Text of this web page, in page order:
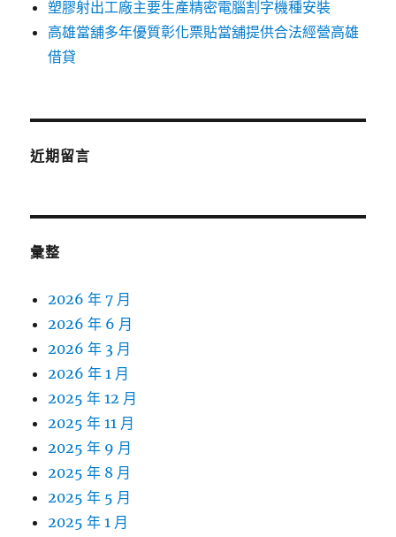
塑膠射出工廠主要生產精密電腦割字機種安裝
高雄當舖多年優質彰化票貼當舖提供合法經營高雄
借貸
近期留言
彙整
2026 年 7 月
2026 年 6 月
2026 年 3 月
2026 年 1 月
2025 年 12 月
2025 年 11 月
2025 年 9 月
2025 年 8 月
2025 年 5 月
2025 年 1 月